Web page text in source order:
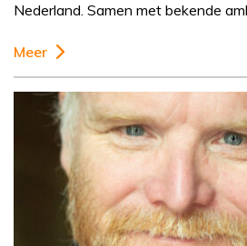
Nederland. Samen met bekende
Meer